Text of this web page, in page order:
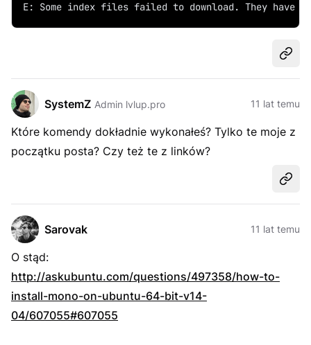
E: Some index files failed to download. They have
SystemZ Admin lvlup.pro 11 lat temu
Które komendy dokładnie wykonałeś? Tylko te moje z
początku posta? Czy też te z linków?
Sarovak 11 lat temu
O stąd:
http://askubuntu.com/questions/497358/how-to-
install-mono-on-ubuntu-64-bit-v14-
04/607055#607055